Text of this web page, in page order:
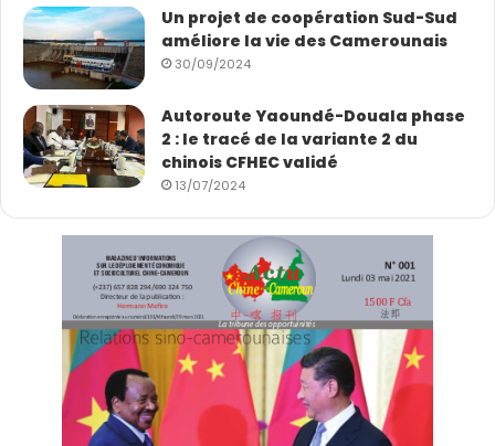
Un projet de coopération Sud-Sud
améliore la vie des Camerounais
30/09/2024
Autoroute Yaoundé-Douala phase
2 : le tracé de la variante 2 du
chinois CFHEC validé
13/07/2024